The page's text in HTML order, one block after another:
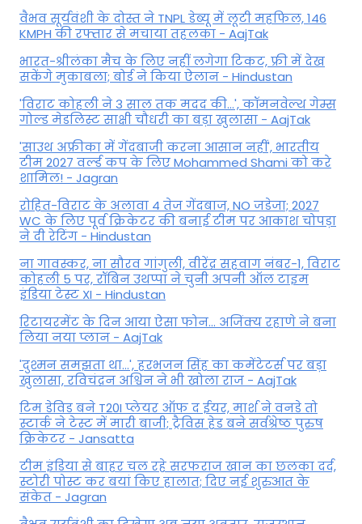
वैभव सूर्यवंशी के दोस्त ने TNPL डेब्यू में लूटी महफिल, 146
KMPH की रफ्तार से मचाया तहलका - AajTak
भारत-श्रीलंका मैच के लिए नहीं लगेगा टिकट, फ्री में देख
सकेंगे मुकाबला; बोर्ड ने किया ऐलान - Hindustan
'विराट कोहली ने 3 साल तक मदद की...', कॉमनवेल्थ गेम्स
गोल्ड मेडलिस्ट साक्षी चौधरी का बड़ा खुलासा - AajTak
'साउथ अफ्रीका में गेंदबाजी करना आसान नहीं', भारतीय
टीम 2027 वर्ल्‍ड कप के लिए Mohammed Shami को करे
शामिल! - Jagran
रोहित-विराट के अलावा 4 तेज गेंदबाज, NO जडेजा; 2027
WC के लिए पूर्व क्रिकेटर की बनाई टीम पर आकाश चोपड़ा
ने दी रेटिंग - Hindustan
ना गावस्कर, ना सौरव गांगुली, वीरेंद्र सहवाग नंबर-1, विराट
कोहली 5 पर, रॉबिन उथप्पा ने चुनी अपनी ऑल टाइम
इंडिया टेस्ट XI - Hindustan
रिटायरमेंट के दिन आया ऐसा फोन... अजिंक्य रहाणे ने बना
लिया नया प्लान - AajTak
'दुश्मन समझता था...', हरभजन सिंह का कमेंटेटर्स पर बड़ा
खुलासा, रव‍िचंद्रन अश्विन ने भी खोला राज - AajTak
टिम डेविड बने T20I प्लेयर ऑफ द ईयर, मार्श ने वनडे तो
स्टार्क ने टेस्ट में मारी बाजी; ट्रैविस हेड बने सर्वश्रेष्ठ पुरुष
क्रिकेटर - Jansatta
टीम इंडिया से बाहर चल रहे सरफराज खान का छलका दर्द,
स्टोरी पोस्ट कर बयां किए हालात; दिए नई शुरुआत के
संकेत - Jagran